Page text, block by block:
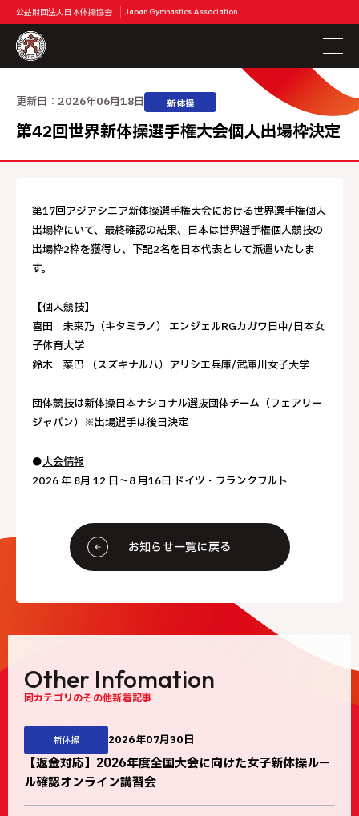
公益財団法人日本体操協会 Japan Gymnastics Association
更新日： 2026年06月18日 新体操
第42回世界新体操選手権大会個人出場枠決定
第17回アジアシニア新体操選手権大会における世界選手権個人
出場枠にいて、最終確認の結果、日本は世界選手権個人競技の
出場枠2枠を獲得し、下記2名を日本代表として派遣いたしま
す。
【個人競技】
喜田 未来乃（キタミラノ） エンジェルRGカガワ日中/日本女
子体育大学
鈴木 菜巴 （スズキナルハ）アリシエ兵庫/武庫川女子大学
団体競技は新体操日本ナショナル選抜団体チーム（フェアリー
ジャパン）※出場選手は後日決定
●大会情報
2026 年 8月 12 日～8 月16日 ドイツ・フランクフルト
お知らせ一覧に戻る
Other Infomation
同カテゴリのその他新着記事
2026年07月30日
新体操
【返金対応】2026年度全国大会に向けた女子新体操ルー
ル確認オンライン講習会